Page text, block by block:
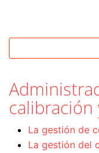
La gestión de
La gestión del